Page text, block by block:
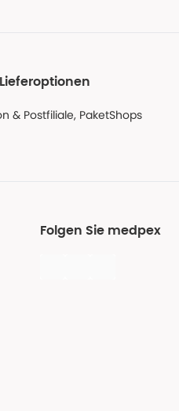
Lieferoptionen
& Postfiliale, PaketShops
Folgen Sie medpex